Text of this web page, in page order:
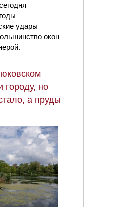
удары
окон
городу, но
а пруды